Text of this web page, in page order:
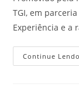
TGI, em
Experiência e a
Continue Lendo